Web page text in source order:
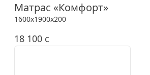
Матрас «Комфорт»
1600x1900x200
18 100 c